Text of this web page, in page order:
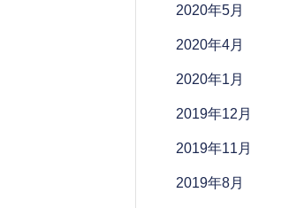
2020年5月
2020年4月
2020年1月
2019年12月
2019年11月
2019年8月